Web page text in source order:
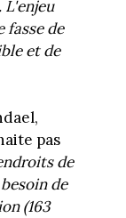
L'enjeu
fasse de
et de
pas
de
de
(163